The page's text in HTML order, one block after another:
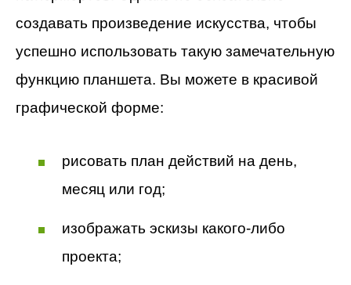
создавать произведение искусства, чтобы
успешно использовать такую замечательную
функцию планшета. Вы можете в красивой
графической форме:
рисовать план действий на день,
месяц или год;
изображать эскизы какого-либо
проекта;